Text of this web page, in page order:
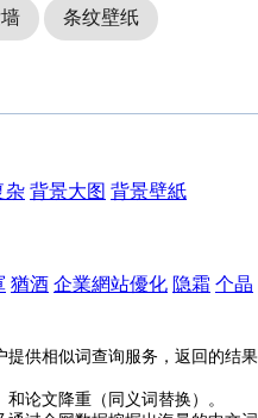
条纹壁纸
杂 背景大图 背景壁紙
猶酒 企業網站優化 隐霜 个晶
供相似词查询服务，返回的结果
论文降重（同义词替换）。